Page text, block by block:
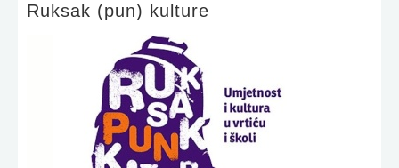
Ruksak (pun) kulture